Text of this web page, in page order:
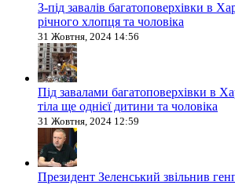
З-під завалів багатоповерхівки в
річного хлопця та чоловіка
31 Жовтня, 2024 14:56
Під завалами багатоповерхівки в
тіла ще однієї дитини та чоловіка
31 Жовтня, 2024 12:59
Президент Зеленський звільнив